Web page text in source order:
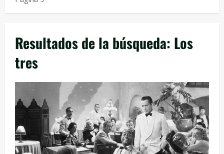
Resultados de la búsqueda: Los
tres